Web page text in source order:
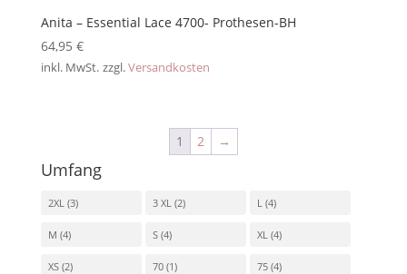
Anita – Essential Lace 4700- Prothesen-BH
64,95 €
inkl. MwSt. zzgl.Versandkosten
1 2 →
Umfang
2XL (3) 3 XL (2) L (4)
M (4) S (4) XL (4)
XS (2) 70 (1) 75 (4)